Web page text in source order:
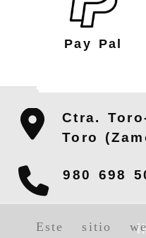
Este sitio
Pay Pal
Ctra.
Toro
980 698